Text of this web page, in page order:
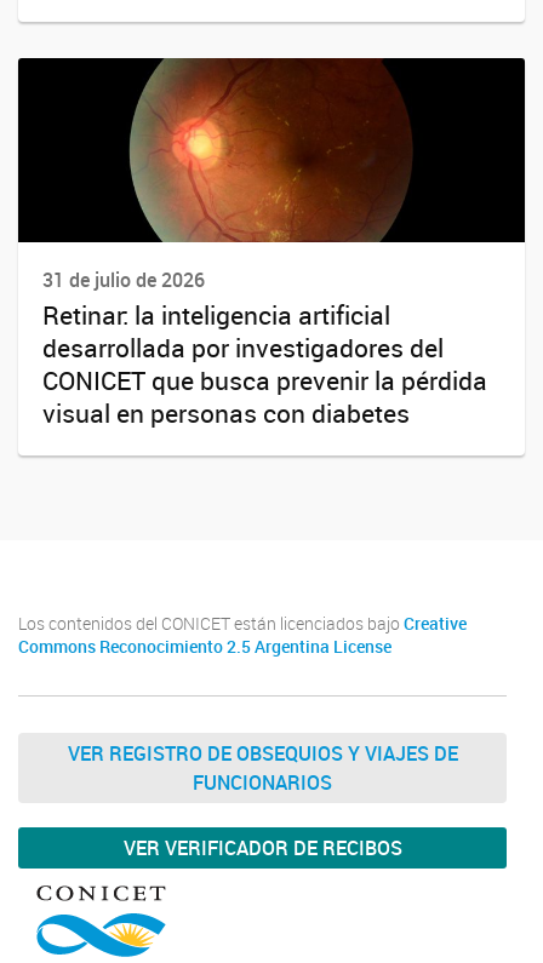
31 de julio de 2026
Retinar: la inteligencia artificial
desarrollada por investigadores del
CONICET que busca prevenir la pérdida
visual en personas con diabetes
Los contenidos del CONICET están licenciados bajo Creative
Commons Reconocimiento 2.5 Argentina License
VER REGISTRO DE OBSEQUIOS Y VIAJES DE
FUNCIONARIOS
VER VERIFICADOR DE RECIBOS